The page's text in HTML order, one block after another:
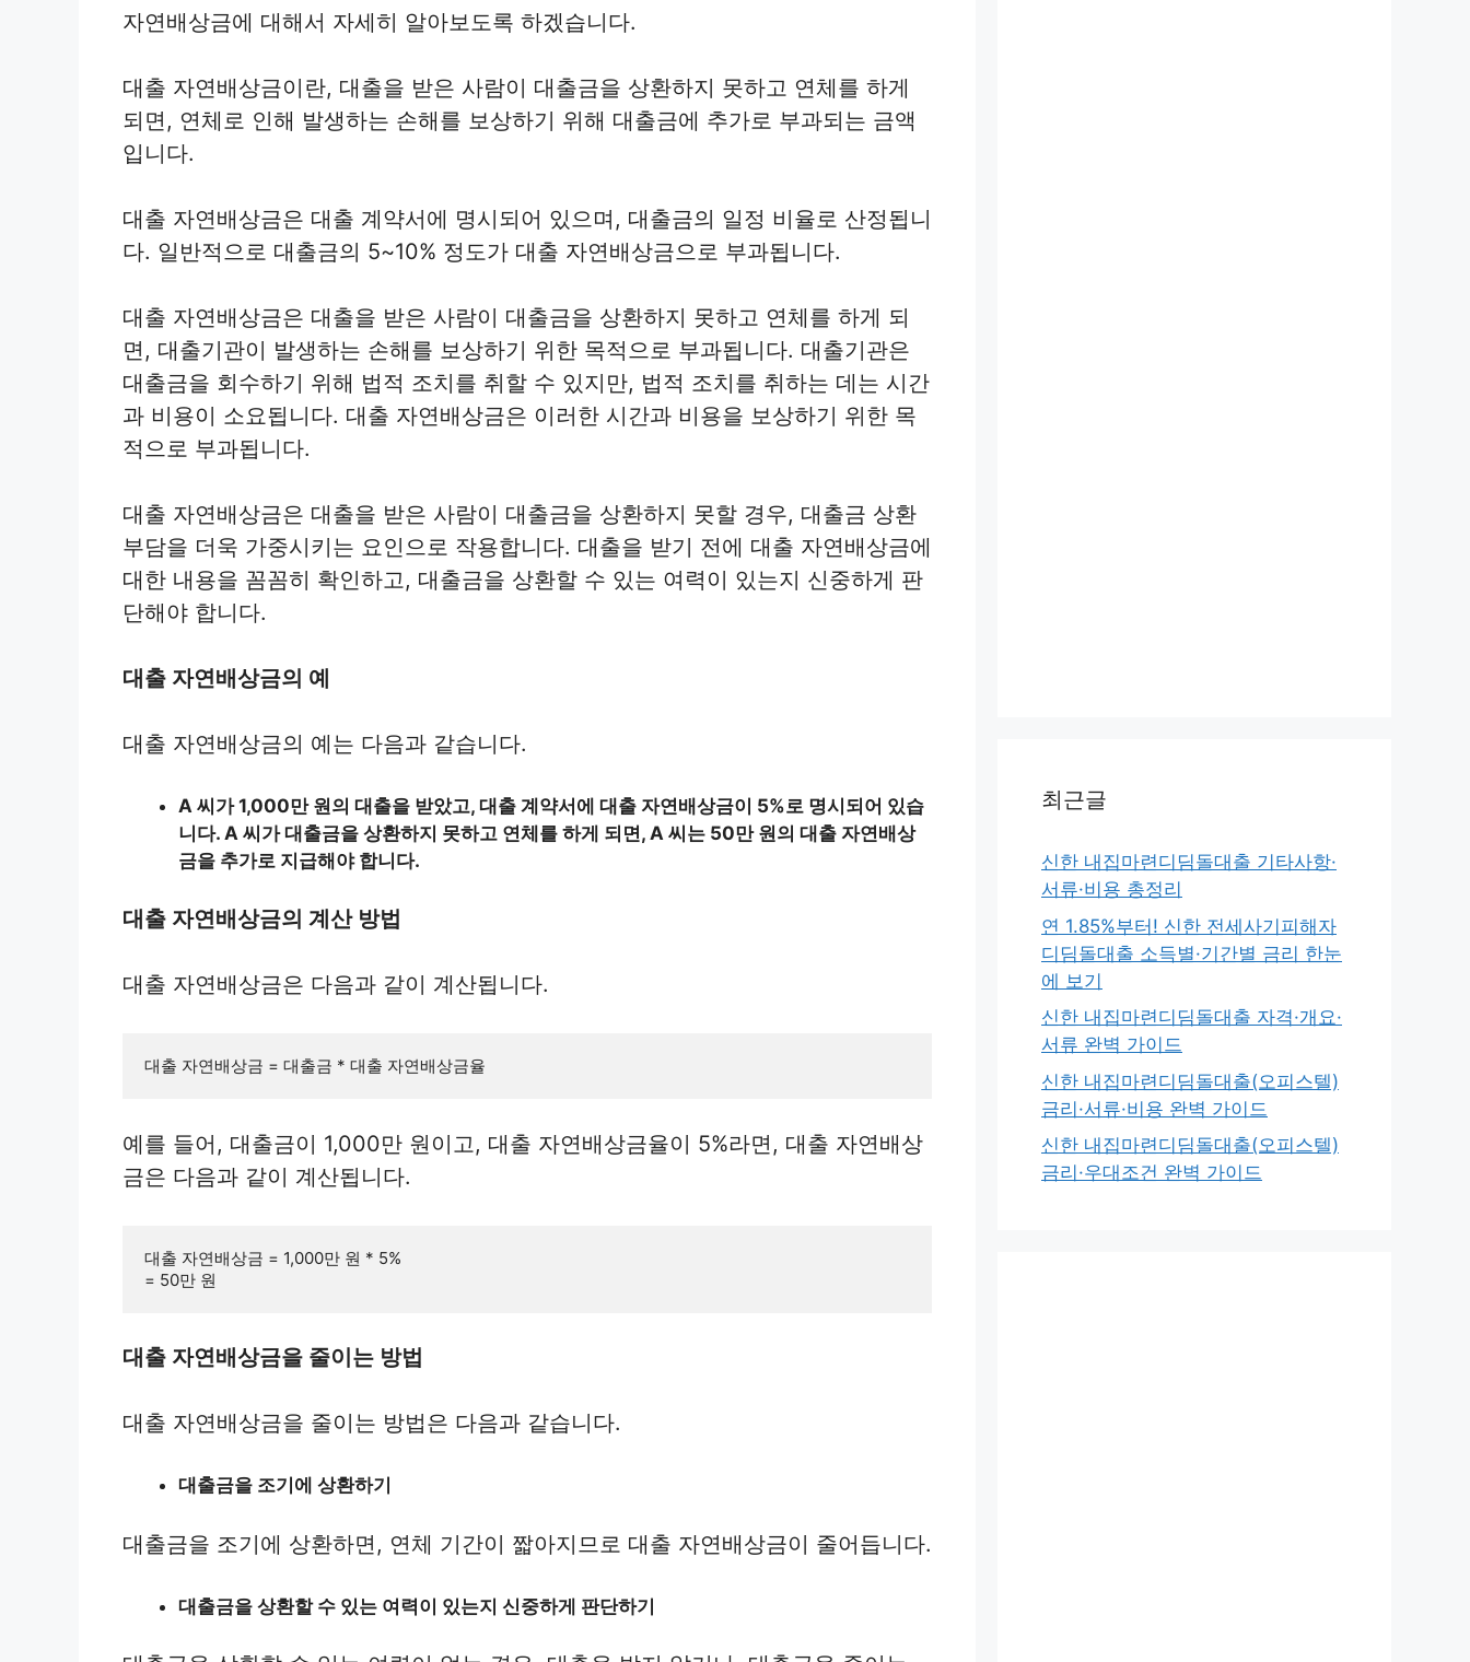
자연배상금에 대해서 자세히 알아보도록 하겠습니다.
대출 자연배상금이란, 대출을 받은 사람이 대출금을 상환하지 못하고 연체를 하게
되면, 연체로 인해 발생하는 손해를 보상하기 위해 대출금에 추가로 부과되는 금액
입니다.
대출 자연배상금은 대출 계약서에 명시되어 있으며, 대출금의 일정 비율로 산정됩니
다. 일반적으로 대출금의 5~10% 정도가 대출 자연배상금으로 부과됩니다.
대출 자연배상금은 대출을 받은 사람이 대출금을 상환하지 못하고 연체를 하게 되
면, 대출기관이 발생하는 손해를 보상하기 위한 목적으로 부과됩니다. 대출기관은
대출금을 회수하기 위해 법적 조치를 취할 수 있지만, 법적 조치를 취하는 데는 시간
과 비용이 소요됩니다. 대출 자연배상금은 이러한 시간과 비용을 보상하기 위한 목
적으로 부과됩니다.
대출 자연배상금은 대출을 받은 사람이 대출금을 상환하지 못할 경우, 대출금 상환
부담을 더욱 가중시키는 요인으로 작용합니다. 대출을 받기 전에 대출 자연배상금에
대한 내용을 꼼꼼히 확인하고, 대출금을 상환할 수 있는 여력이 있는지 신중하게 판
단해야 합니다.
대출 자연배상금의 예
대출 자연배상금의 예는 다음과 같습니다.
A 씨가 1,000만 원의 대출을 받았고, 대출 계약서에 대출 자연배상금이 5%로 명시되어 있습
니다. A 씨가 대출금을 상환하지 못하고 연체를 하게 되면, A 씨는 50만 원의 대출 자연배상
금을 추가로 지급해야 합니다.
대출 자연배상금의 계산 방법
대출 자연배상금은 다음과 같이 계산됩니다.
예를 들어, 대출금이 1,000만 원이고, 대출 자연배상금율이 5%라면, 대출 자연배상
금은 다음과 같이 계산됩니다.
대출 자연배상금 = 1,000만 원 * 5%
대출 자연배상금을 줄이는 방법
대출 자연배상금을 줄이는 방법은 다음과 같습니다.
대출금을 조기에 상환하기
대출금을 조기에 상환하면, 연체 기간이 짧아지므로 대출 자연배상금이 줄어듭니다.
대출금을 상환할 수 있는 여력이 있는지 신중하게 판단하기
최근글
신한 내집마련디딤돌대출 기타사항·
서류·비용 총정리
연 1.85%부터! 신한 전세사기피해자
디딤돌대출 소득별·기간별 금리 한눈
에 보기
신한 내집마련디딤돌대출 자격·개요·
서류 완벽 가이드
신한 내집마련디딤돌대출(오피스텔)
금리·서류·비용 완벽 가이드
신한 내집마련디딤돌대출(오피스텔)
금리·우대조건 완벽 가이드